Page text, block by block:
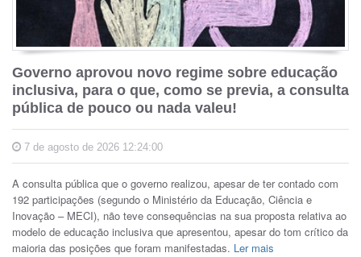
Governo aprovou novo regime sobre educação
inclusiva, para o que, como se previa, a consulta
pública de pouco ou nada valeu!
7 de agosto de 2026 12:24:00
A consulta pública que o governo realizou, apesar de ter contado com
192 participações (segundo o Ministério da Educação, Ciência e
Inovação – MECI), não teve consequências na sua proposta relativa ao
modelo de educação inclusiva que apresentou, apesar do tom crítico da
maioria das posições que foram manifestadas. Ler mais